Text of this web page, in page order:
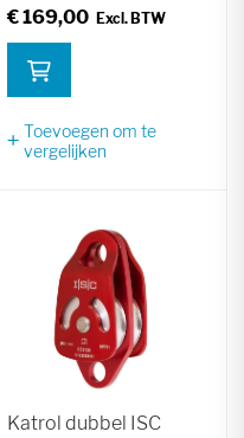
€ 169,00
Toevoegen om te
vergelijken
Katrol dubbel ISC